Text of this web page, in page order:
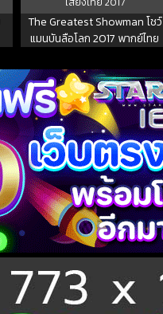
The Greatest Showman โชว์
แมนบันลือโลก 2017 พากย์ไทย